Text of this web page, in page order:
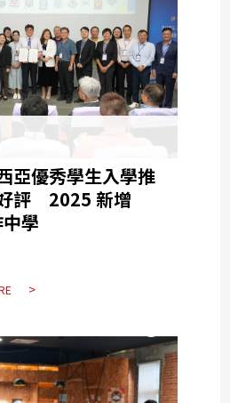
亞優秀學生入學推
評 2025 新增
學